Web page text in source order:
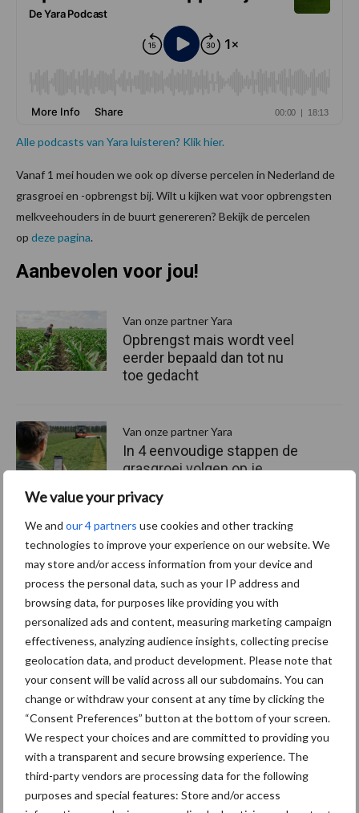
We value your privacy
We and our 4 partners use cookies and other tracking
technologies to improve your experience on our website. We
may store and/or access information from your device and
process the personal data, such as your IP address and
browsing data, for purposes like providing you with
personalized ads and content, measuring marketing campaign
effectiveness, analyzing audience insights, collecting precise
geolocation data, and product development. Please note that
your consent will be valid across all our subdomains. You can
change or withdraw your consent at any time by clicking the
“Consent Preferences” button at the bottom of your screen.
We respect your choices and are committed to providing you
with a transparent and secure browsing experience. The
third-party vendors are processing data for the following
purposes and special features: Store and/or access
Alle podcasts van Yara luisteren? Klik hier.
Vanaf 1 mei houden we ook op diverse percelen in Nederland de
grasgroei en -opbrengst bij. Wilt u kijken wat voor opbrengsten
melkveehouders in de buurt genereren? Bekijk de percelen
op deze pagina.
Aanbevolen voor jou!
Van onze partner Yara
Opbrengst mais wordt veel
eerder bepaald dan tot nu
toe gedacht
Van onze partner Yara
In 4 eenvoudige stappen de
grasgroei volgen op je
Van onze partner Yara
Hoge prijzen en droogte:
hoe kan zwavel helpen bij
de bemesting?
Themapagina's
Diergezondheid Bemesting Fokkerij